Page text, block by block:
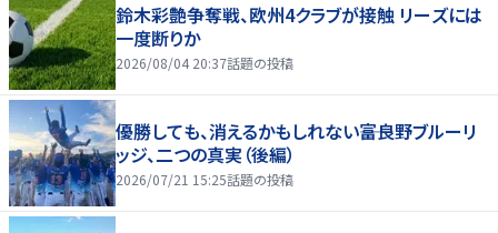
鈴木彩艶争奪戦、欧州4クラブが接触 リーズには
一度断りか
2026/08/04 20:37話題の投稿
優勝しても、消えるかもしれない――富良野ブルーリ
ッジ、二つの真実（後編）
2026/07/21 15:25話題の投稿